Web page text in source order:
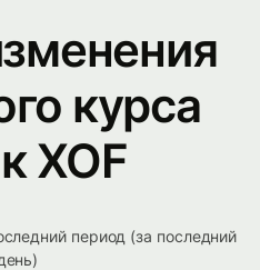
курса
XOF
период (за последний